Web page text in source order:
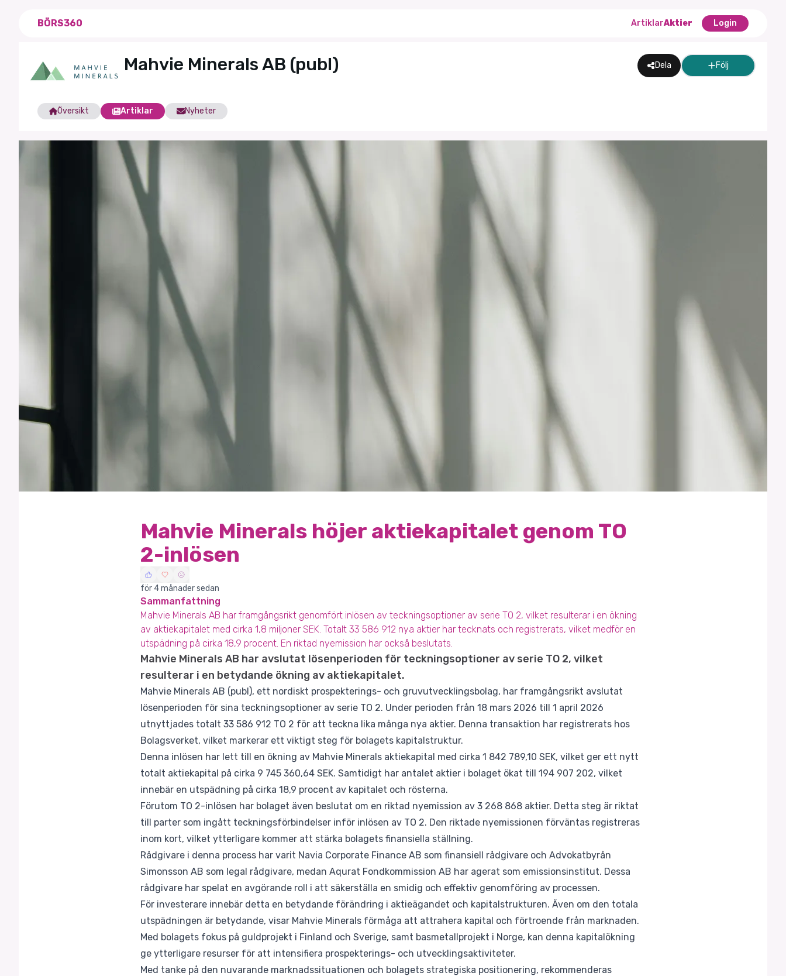
BÖRS360 ArtiklarAktier Login
Mahvie Minerals AB (publ) Dela Följ
Översikt Artiklar Nyheter
Mahvie Minerals höjer aktiekapitalet genom TO
2-inlösen
för 4 månader sedan
Sammanfattning
Mahvie Minerals AB har framgångsrikt genomfört inlösen av teckningsoptioner av serie TO 2, vilket resulterar i en ökning
av aktiekapitalet med cirka 1,8 miljoner SEK. Totalt 33 586 912 nya aktier har tecknats och registrerats, vilket medför en
utspädning på cirka 18,9 procent. En riktad nyemission har också beslutats.
Mahvie Minerals AB har avslutat lösenperioden för teckningsoptioner av serie TO 2, vilket
resulterar i en betydande ökning av aktiekapitalet.
Mahvie Minerals AB (publ), ett nordiskt prospekterings- och gruvutvecklingsbolag, har framgångsrikt avslutat
lösenperioden för sina teckningsoptioner av serie TO 2. Under perioden från 18 mars 2026 till 1 april 2026
utnyttjades totalt 33 586 912 TO 2 för att teckna lika många nya aktier. Denna transaktion har registrerats hos
Bolagsverket, vilket markerar ett viktigt steg för bolagets kapitalstruktur.
Denna inlösen har lett till en ökning av Mahvie Minerals aktiekapital med cirka 1 842 789,10 SEK, vilket ger ett nytt
totalt aktiekapital på cirka 9 745 360,64 SEK. Samtidigt har antalet aktier i bolaget ökat till 194 907 202, vilket
innebär en utspädning på cirka 18,9 procent av kapitalet och rösterna.
Förutom TO 2-inlösen har bolaget även beslutat om en riktad nyemission av 3 268 868 aktier. Detta steg är riktat
till parter som ingått teckningsförbindelser inför inlösen av TO 2. Den riktade nyemissionen förväntas registreras
inom kort, vilket ytterligare kommer att stärka bolagets finansiella ställning.
Rådgivare i denna process har varit Navia Corporate Finance AB som finansiell rådgivare och Advokatbyrån
Simonsson AB som legal rådgivare, medan Aqurat Fondkommission AB har agerat som emissionsinstitut. Dessa
rådgivare har spelat en avgörande roll i att säkerställa en smidig och effektiv genomföring av processen.
För investerare innebär detta en betydande förändring i aktieägandet och kapitalstrukturen. Även om den totala
utspädningen är betydande, visar Mahvie Minerals förmåga att attrahera kapital och förtroende från marknaden.
Med bolagets fokus på guldprojekt i Finland och Sverige, samt basmetallprojekt i Norge, kan denna kapitalökning
ge ytterligare resurser för att intensifiera prospekterings- och utvecklingsaktiviteter.
Med tanke på den nuvarande marknadssituationen och bolagets strategiska positionering, rekommenderas